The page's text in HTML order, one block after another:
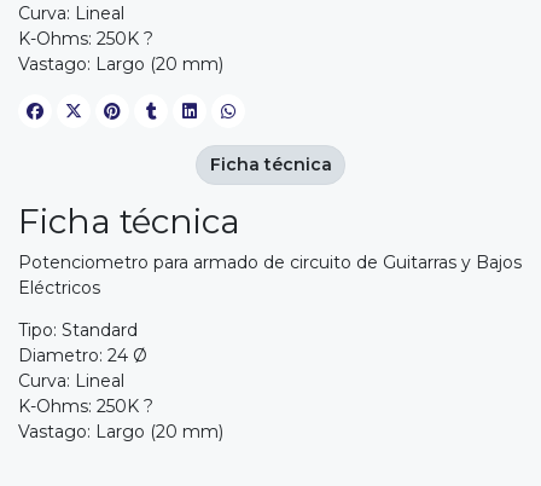
Curva: Lineal
K-Ohms: 250K ?
Vastago: Largo (20 mm)
Ficha técnica
Potenciometro para armado de circuito de Guitarras y Bajos
Eléctricos
Tipo: Standard
Diametro: 24 Ø
Curva: Lineal
K-Ohms: 250K ?
Vastago: Largo (20 mm)
Ficha técnica